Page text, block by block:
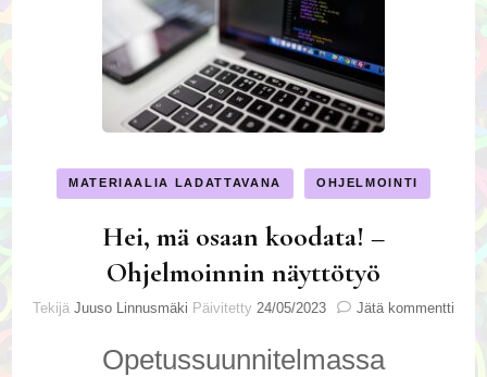
MATERIAALIA LADATTAVANA OHJELMOINTI
Hei, mä osaan koodata! –
Ohjelmoinnin näyttötyö
Tekijä Juuso Linnusmäki Päivitetty 24/05/2023 Jätä kommentti
Opetussuunnitelmassa